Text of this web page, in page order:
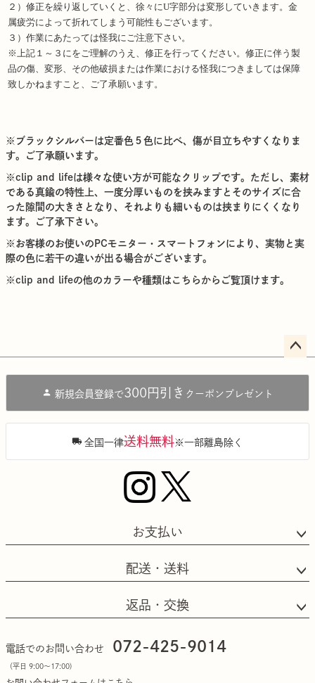
２）修正を繰り返していくと、徐々にU字部分は変形していきます。金
属疲労によって折れてしまう可能性もございます。
３）作業にあたっては怪我にご注意下さい。
※上記１～３にをご理解のうえ、修正を行ってください。修正に伴う製
品の傷、変形、その他破損または作業における怪我につきましては保障
致しかねますこと、ご了承願います。
※ブラックシルバーは定番色５色に比べ、傷が目立ちやすくなりま
す。ご了承願います。
※clip and lifeは様々な使い方が可能なクリップです。ただし、素材
である真鍮の特性上、一度分厚いものを挟みますとそのサイズに合
った隙間の大きさとなり、それよりも細いものは挟まりにくくなり
ます。ご了承下さい。
※お客様のお使いのPCモニター・スマートフォンにより、実物と実
際の色に若干の違いが出る場合がございます。
※clip and lifeの他のカラーや種類は こちらから ご覧頂けます。
へ
新規会員登録で300円引き クーポンプレゼント
全国一律送料無料※一部離島除く
お支払い
配送・送料
返品・交換
電話でのお問い合わせ 072-425-9014
（平日 9:00〜17:00)